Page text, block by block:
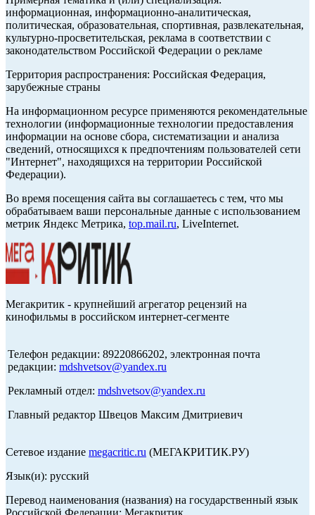
информационная, информационно-аналитическая,
политическая, образовательная, спортивная, развлекательная,
культурно-просветительская, реклама в соответствии с
законодательством Российской Федерации о рекламе
Территория распространения: Российская Федерация,
зарубежные страны
На информационном ресурсе применяются рекомендательные
технологии (информационные технологии предоставления
информации на основе сбора, систематизации и анализа
сведений, относящихся к предпочтениям пользователей сети
"Интернет", находящихся на территории Российской
Федерации).
Во время посещения сайта вы соглашаетесь с тем, что мы
обрабатываем ваши персональные данные с использованием
метрик Яндекс Метрика, top.mail.ru, LiveInternet.
Мегакритик - крупнейший агрегатор рецензий на
кинофильмы в российском интернет-сегменте
Телефон редакции: 89220866202, электронная почта
редакции: mdshvetsov@yandex.ru
Рекламный отдел: mdshvetsov@yandex.ru
Главный редактор Швецов Максим Дмитриевич
Сетевое издание megacritic.ru (МЕГАКРИТИК.РУ)
Язык(и): русский
Перевод наименования (названия) на государственный язык